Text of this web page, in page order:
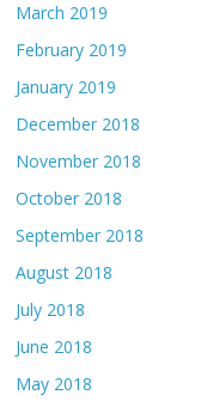
March 2019
February 2019
January 2019
December 2018
November 2018
October 2018
September 2018
August 2018
July 2018
June 2018
May 2018